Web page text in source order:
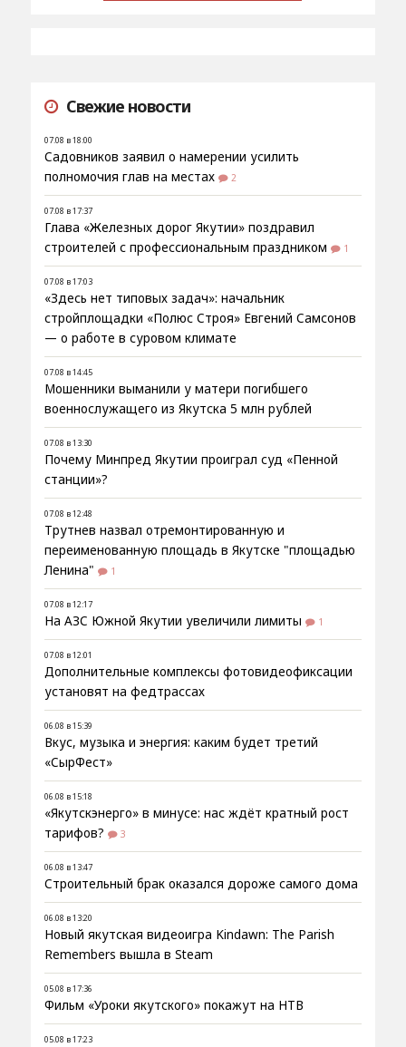
Свежие новости
07.08 в 18:00
Садовников заявил о намерении усилить
полномочия глав на местах
2
07.08 в 17:37
Глава «Железных дорог Якутии» поздравил
строителей с профессиональным праздником
1
07.08 в 17:03
«Здесь нет типовых задач»: начальник
стройплощадки «Полюс Строя» Евгений Самсонов
— о работе в суровом климате
07.08 в 14:45
Мошенники выманили у матери погибшего
военнослужащего из Якутска 5 млн рублей
07.08 в 13:30
Почему Минпред Якутии проиграл суд «Пенной
станции»?
07.08 в 12:48
Трутнев назвал отремонтированную и
переименованную площадь в Якутске "площадью
Ленина"
1
07.08 в 12:17
На АЗС Южной Якутии увеличили лимиты 1
07.08 в 12:01
Дополнительные комплексы фотовидеофиксации
установят на федтрассах
06.08 в 15:39
Вкус, музыка и энергия: каким будет третий
«СырФест»
06.08 в 15:18
«Якутскэнерго» в минусе: нас ждёт кратный рост
тарифов?
3
06.08 в 13:47
Строительный брак оказался дороже самого дома
06.08 в 13:20
Новый якутская видеоигра Kindawn: The Parish
Remembers вышла в Steam
05.08 в 17:36
Фильм «Уроки якутского» покажут на НТВ
05.08 в 17:23